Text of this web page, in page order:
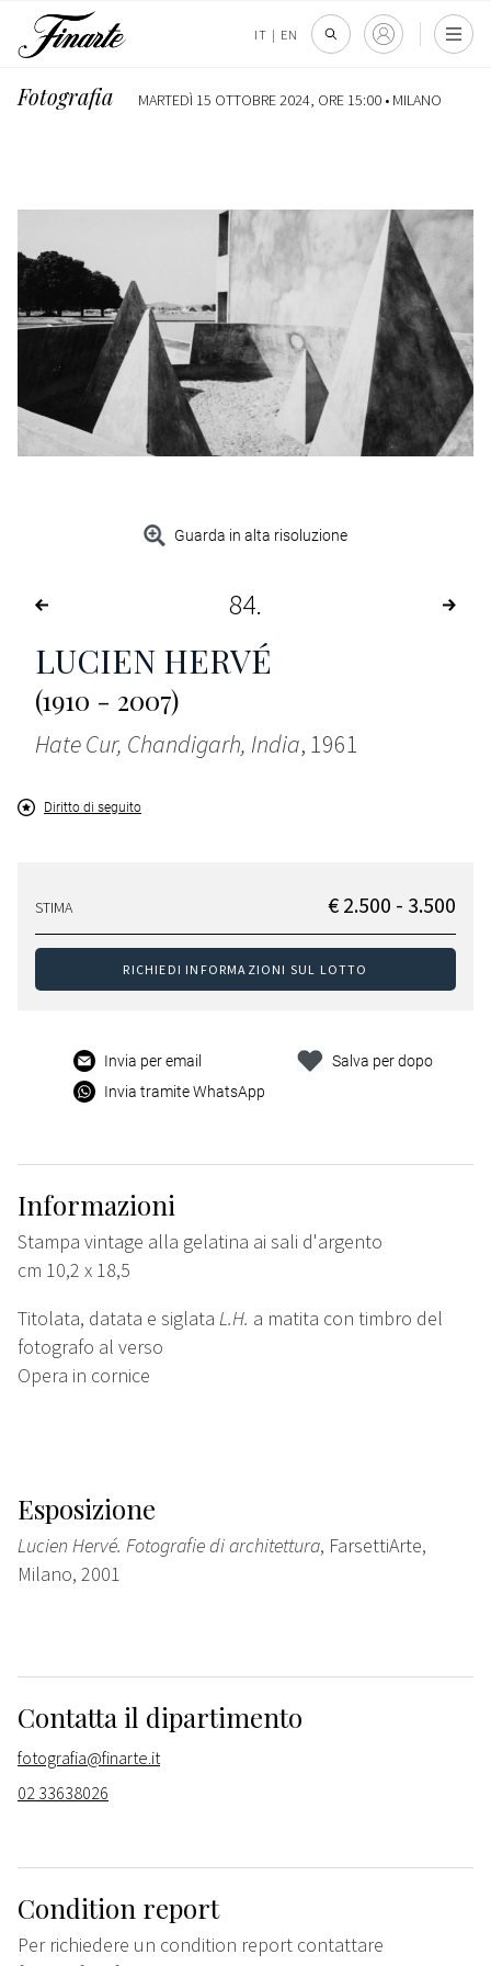
IT | EN
Fotografia MARTEDÌ 15 OTTOBRE 2024, ORE 15:00 • MILANO
Guarda in alta risoluzione
84
LUCIEN HERVÉ
(1910 - 2007)
Hate Cur, Chandigarh, India, 1961
Diritto di seguito
STIMA € 2.500 - 3.500
RICHIEDI INFORMAZIONI SUL LOTTO
Invia per email
Invia tramite WhatsApp
Salva per dopo
Informazioni
Stampa vintage alla gelatina ai sali d'argento
cm 10,2 x 18,5
Titolata, datata e siglata L.H. a matita con timbro del
fotografo al verso
Opera in cornice
Esposizione
Lucien Hervé. Fotografie di architettura, FarsettiArte,
Milano, 2001
Contatta il dipartimento
fotografia@finarte.it
02 33638026
Condition report
Per richiedere un condition report contattare